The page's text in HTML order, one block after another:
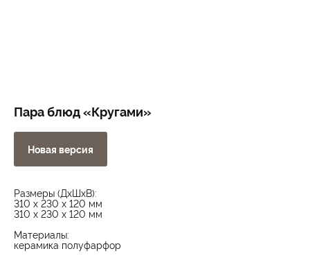
Пара блюд «Кругами»
Новая версия
Размеры (ДxШxВ):
310 x 230 x 120 мм
310 x 230 x 120 мм
Материалы:
керамика полуфарфор